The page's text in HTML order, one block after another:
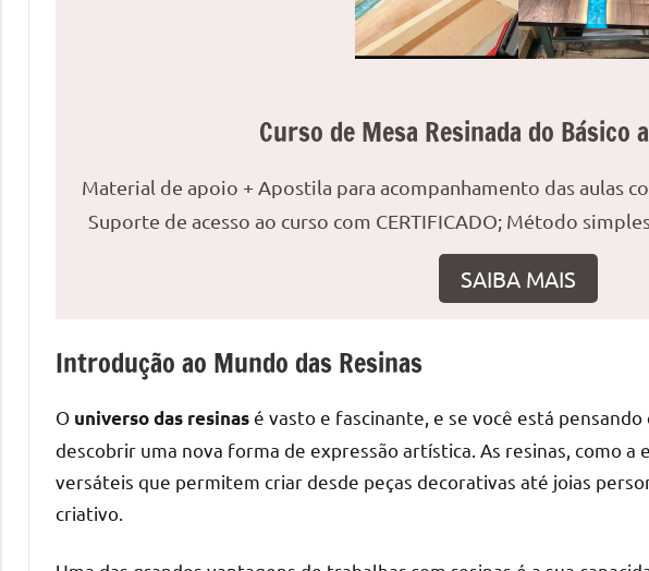
redonda
para
uma
de
jantar
lugares,
você
tudo
Curso de Mesa Resinada do Básico
Material de apoio + Apostila para acompanhamento das aulas
Suporte de acesso ao curso com CERTIFICADO; Método
SAIBA MAIS
Introdução ao Mundo das Resinas
O universo das resinasé vasto e fascinante, e se você está
descobrir uma nova forma de expressão artística. As resinas, como a
versáteis que permitem criar desde peças decorativas até joias
criativo.